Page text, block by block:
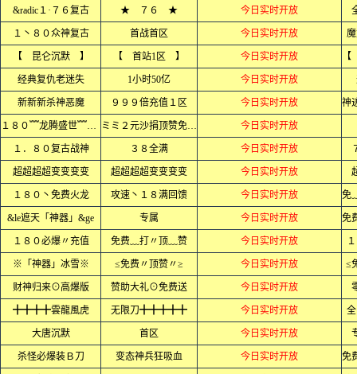
&radic１·７６复古 ★ ７６ ★ 今日实时开放
１丶８０众神复古 首战首区 今日实时开放
【 昆仑沉默 】 【 首站1区 】 今日实时开放
经典复仇老迷失 1小时50亿 今日实时开放
新新新杀神恶魔 ９９９倍充值１区 今日实时开放
１８０﹌龙腾盛世﹌火龙﹌ ミミ２元沙捐顶赞免费ミミ 今日实时开放
１．８０复古战神 ３８全满 今日实时开放
超超超超变变变变 超超超超变变变变 今日实时开放
１８０丶免费火龙 攻速丶１８满回馈 今日实时开放
&le遮天「神器」&ge 专属 今日实时开放
１８０必爆〃充值 免费﹏打〃顶﹏赞 今日实时开放
※「神器」冰雪※ ≤免费〃顶赞〃≥ 今日实时开放 ≤
财神归来⊙高爆版 赞助大礼⊙免费送 今日实时开放
╋╋╋╋雲龍風虎 无限刀╋╋╋╋╋ 今日实时开放
大唐沉默 首区 今日实时开放
杀怪必爆装Ｂ刀 变态神兵狂吸血 今日实时开放